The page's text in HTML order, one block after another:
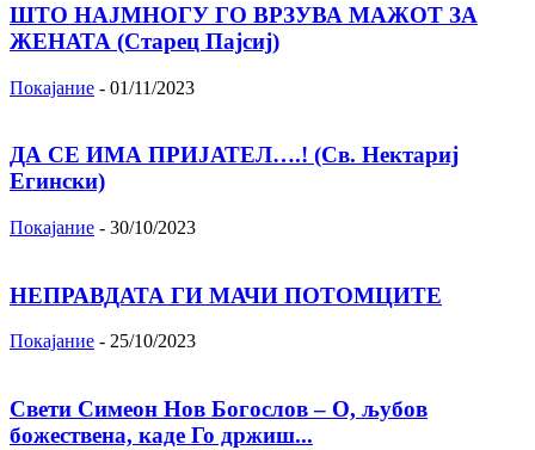
ШТО НАЈМНОГУ ГО ВРЗУВА МАЖОТ ЗА
ЖЕНАТА (Старец Пајсиј)
Покајание - 01/11/2023
ДА СЕ ИМА ПРИЈАТЕЛ….! (Св. Нектариј
Егински)
Покајание - 30/10/2023
НЕПРАВДАТА ГИ МАЧИ ПОТОМЦИТЕ
Покајание - 25/10/2023
Свети Симеон Нов Богослов – О, љубов
божествена, каде Го држиш...